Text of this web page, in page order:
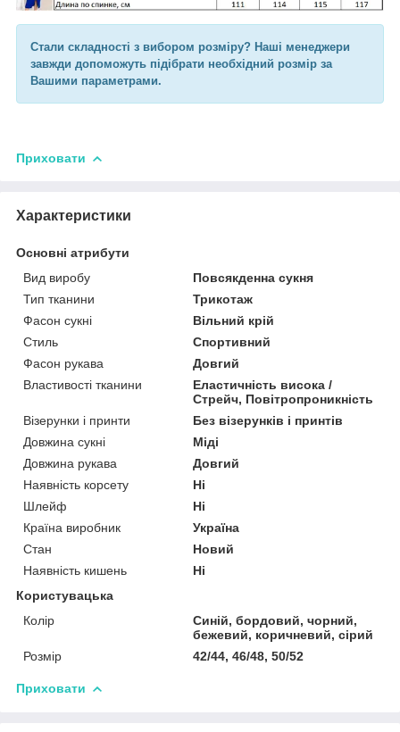
Стали складності з вибором розміру? Наші менеджери
завжди допоможуть підібрати необхідний розмір за
Вашими параметрами.
Приховати
Характеристики
Основні атрибути
Вид виробу
Повсякденна сукня
Тип тканини
Трикотаж
Фасон сукні
Вільний крій
Стиль
Спортивний
Фасон рукава
Довгий
Властивості тканини
Еластичність висока /
Стрейч, Повітропроникність
Візерунки і принти
Без візерунків і принтів
Довжина сукні
Міді
Довжина рукава
Довгий
Наявність корсету
Ні
Шлейф
Ні
Країна виробник
Україна
Стан
Новий
Наявність кишень
Ні
Користувацька
Колір
Синій, бордовий, чорний,
бежевий, коричневий, сірий
Розмір
42/44, 46/48, 50/52
Приховати